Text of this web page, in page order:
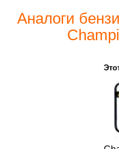
Аналоги